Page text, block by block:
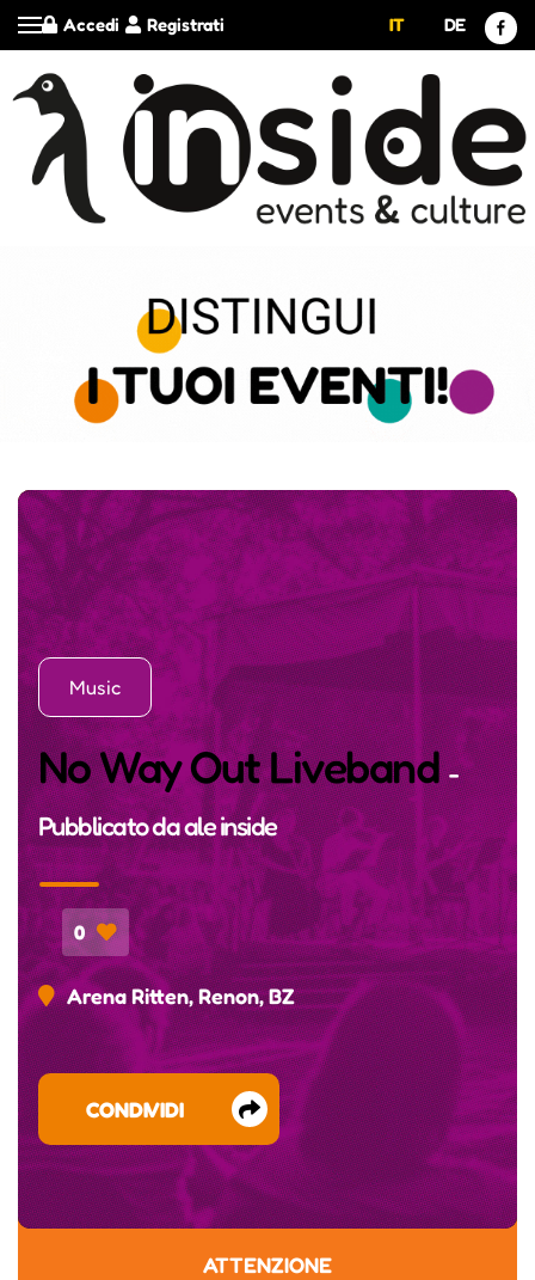
Registrati
Accedi IT DE
Music
No Way Out Liveband-
Pubblicato daale inside
0
Arena Ritten, Renon, BZ
CONDIVIDI
ATTENZIONE